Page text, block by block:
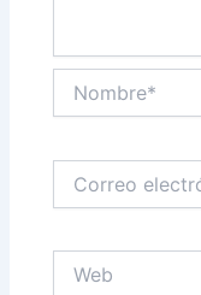
electrónico*